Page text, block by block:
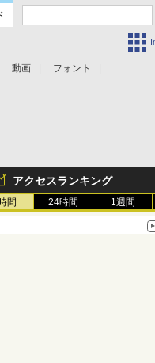
動画 フォント
アクセスランキング
間 24時間 1週間